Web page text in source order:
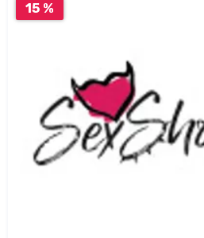
15 %